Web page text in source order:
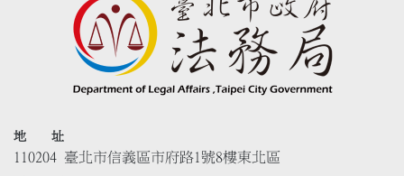
地 址
110204 臺北市信義區市府路1號8樓東北區